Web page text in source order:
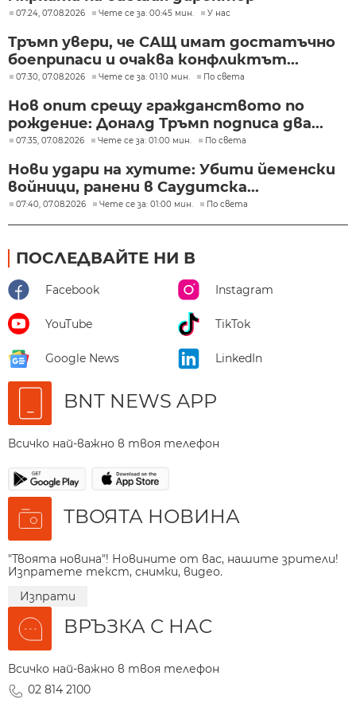
07:24, 07.08.2026 Чете се за: 00:45 мин. У нас
Тръмп увери, че САЩ имат достатъчно
боеприпаси и очаква конфликтът...
07:30, 07.08.2026 Чете се за: 01:10 мин. По света
Нов опит срещу гражданството по
рождение: Доналд Тръмп подписа два...
07:35, 07.08.2026 Чете се за: 01:00 мин. По света
Нови удари на хутите: Убити йеменски
войници, ранени в Саудитска...
07:40, 07.08.2026 Чете се за: 01:00 мин. По света
ПОСЛЕДВАЙТЕ НИ В
Facebook Instagram
YouTube TikTok
Google News LinkedIn
BNT NEWS APP
Всичко най-важно в твоя телефон
ТВОЯТА НОВИНА
"Твоята новина"! Новините от вас, нашите зрители!
Изпратете текст, снимки, видео.
Изпрати
ВРЪЗКА С НАС
Всичко най-важно в твоя телефон
02 814 2100